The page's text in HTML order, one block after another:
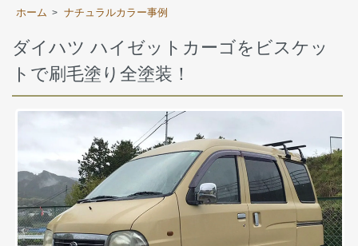
ホーム > ナチュラルカラー事例
ダイハツ ハイゼットカーゴをビスケッ
トで刷毛塗り全塗装！